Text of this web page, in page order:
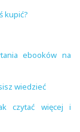
kupić?
ebooków na
wiedzieć
czytać więcej i